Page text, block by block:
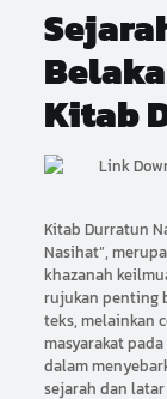
Kitab
Kitab Durratun
Nasihat”,
khazanah
rujukan penting
teks, melainkan
masyarakat
dalam
sejarah dan